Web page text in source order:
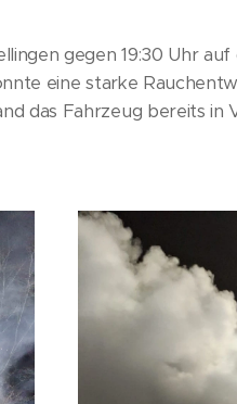
gegen 19:30 Uhr
eine starke
das Fahrzeug bereits in